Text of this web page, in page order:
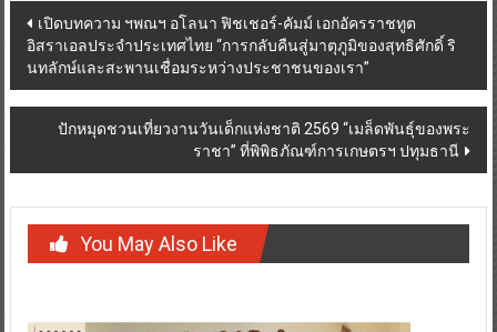
Post
navigation
เปิดบทความ ฯพณฯ อโลนา ฟิชเชอร์-คัมม์ เอกอัครราชทูต
อิสราเอลประจำประเทศไทย “การกลับคืนสู่มาตุภูมิของสุทธิศักดิ์ ริ
นทลักษ์และสะพานเชื่อมระหว่างประชาชนของเรา”
ปักหมุดชวนเที่ยวงานวันเด็กแห่งชาติ 2569 “เมล็ดพันธุ์ของพระ
ราชา” ที่พิพิธภัณฑ์การเกษตรฯ ปทุมธานี
You May Also Like